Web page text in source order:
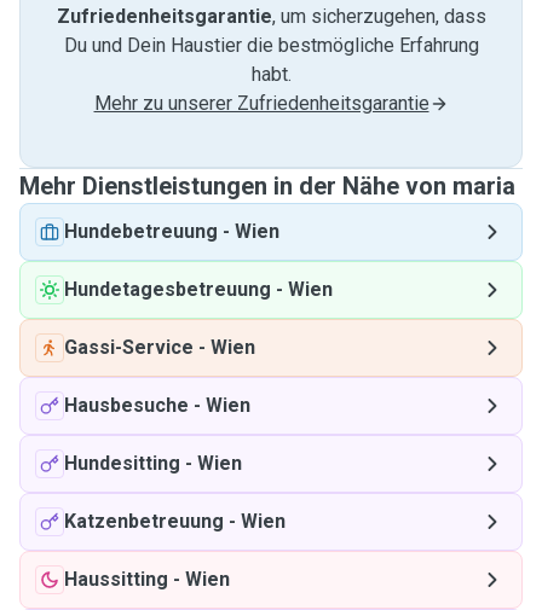
Zufriedenheitsgarantie, um sicherzugehen, dass
Du und Dein Haustier die bestmögliche Erfahrung
habt.
Mehr zu unserer Zufriedenheitsgarantie
Mehr Dienstleistungen in der Nähe von maria
Hundebetreuung - Wien
Hundetagesbetreuung - Wien
Gassi-Service - Wien
Hausbesuche - Wien
Hundesitting - Wien
Katzenbetreuung - Wien
Haussitting - Wien